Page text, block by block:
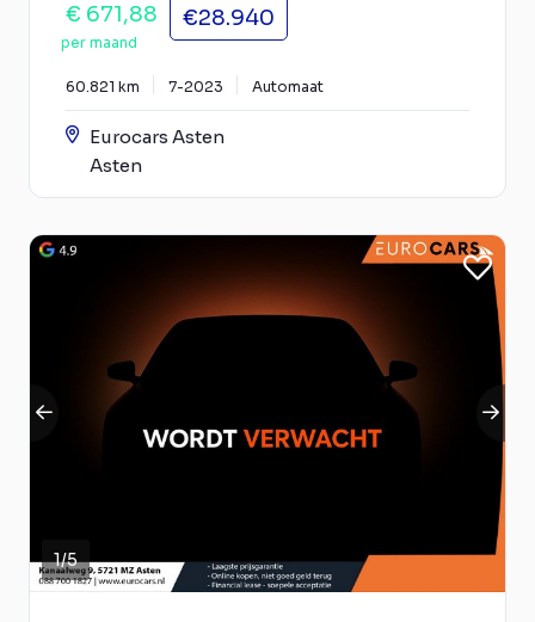
€ 671,88
per maand
€28.940
60.821 km 7-2023 Automaat
Eurocars Asten
Asten
1/5